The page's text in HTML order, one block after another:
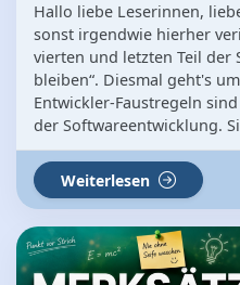
Hallo liebe Leserinnen,
sonst irgendwie hierher
vierten und letzten Teil der
bleiben“. Diesmal geht's
Entwickler-Faustregeln
der Softwareentwicklung.
Weiterlesen